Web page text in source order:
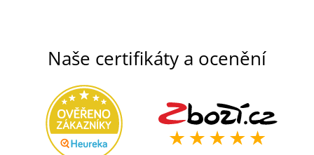
Naše certifikáty a ocenění